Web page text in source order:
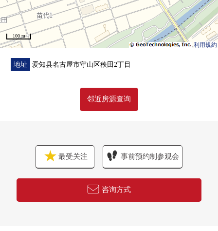
利用規約
100 m
地址 爱知县名古屋市守山区秧田2丁目
邻近房源查询
最受关注 事前预约制参观会
咨询方式